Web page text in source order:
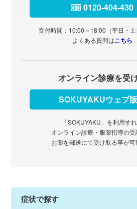
0120-404-430
受付時間：10:00～18:00（平日・土
よくある質問はこちら
オンライン診療を受
SOKUYAKUウェブ
「SOKUYAKU」を利用す
オンライン診療・服薬指導の受
お薬を郵送にて受け取る事が
症状で探す